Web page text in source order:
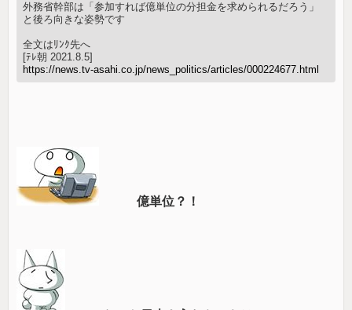
外務省幹部は「参加すれば億単位の分担金を求められるだろう」
と後ろ向きな姿勢です
全文はﾘﾝｸ先へ
[ﾃﾚ朝 2021.8.5]
https://news.tv-asahi.co.jp/news_politics/articles/000224677.html
億単位？！